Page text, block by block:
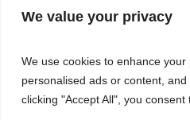
We value your privacy
We use cookies to enhance
personalised ads or content,
clicking "Accept All", you consent
flashnews © 2026 / All Rights